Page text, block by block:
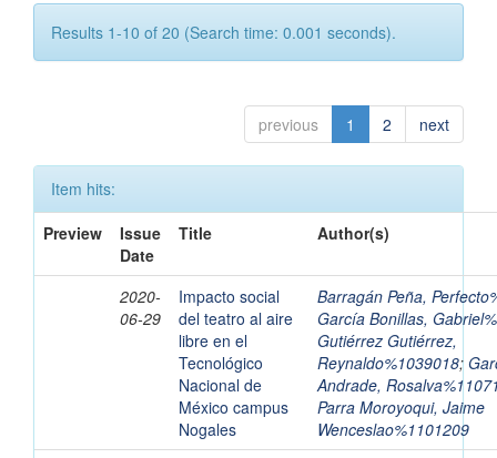
Results 1-10 of 20 (Search time: 0.001 seconds).
previous 1 2 next
Item hits:
Preview
Issue
Date
Title Author(s)
2020-
06-29
Impacto social
del teatro al aire
libre en el
Tecnológico
Nacional de
México campus
Nogales
Barragán Peña,
García Bonillas,
Gutiérrez Gutiérrez,
Reynaldo%1039018;
Andrade,
Parra Moroyoqui, Jaime
Wenceslao%1101209